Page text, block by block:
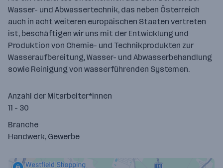
Wasser- und Abwasser­technik, das neben Österreich
auch in acht weiteren europäischen Staaten vertreten
ist, beschäftigen wir uns mit der Entwicklung und
Produktion von Chemie- und Technikprodukten zur
Wasseraufbereitung, Wasser- und Ab­wasser­behandlung
sowie Reinigung von wasserführenden Systemen.
Anzahl der Mitarbeiter*innen
11 - 30
Branche
Handwerk, Gewerbe